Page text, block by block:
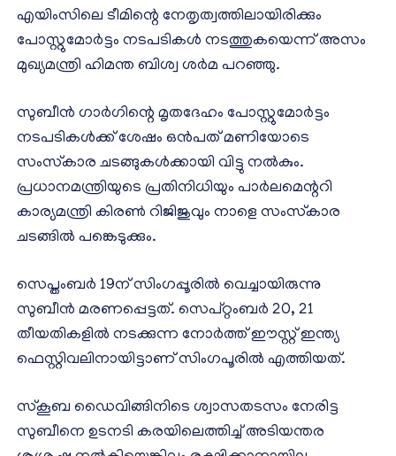
എയിംസിലെ ടീമിന്റെ നേതൃത്വത്തിലായിരിക്കും
പോസ്റ്റുമോര്‍ട്ടം നടപടികള്‍ നടത്തുകയെന്ന് അസം
മുഖ്യമന്ത്രി ഹിമന്ത ബിശ്വ ശര്‍മ പറഞ്ഞു.
സുബീന്‍ ഗാര്‍ഗിന്റെ മൃതദേഹം പോസ്റ്റുമോര്‍ട്ടം
നടപടികള്‍ക്ക് ശേഷം ഒന്‍പത് മണിയോടെ
സംസ്‌കാര ചടങ്ങുകള്‍ക്കായി വിട്ടു നല്‍കും.
പ്രധാനമന്ത്രിയുടെ പ്രതിനിധിയും പാര്‍ലമെന്ററി
കാര്യമന്ത്രി കിരണ്‍ റിജിജുവും നാളെ സംസ്‌കാര
ചടങ്ങില്‍ പങ്കെടുക്കും.
സെപ്തംബര്‍ 19ന് സിംഗപ്പൂരില്‍ വെച്ചായിരുന്നു
സുബീന്‍ മരണപ്പെട്ടത്. സെപ്റ്റംബര്‍ 20, 21
തീയതികളില്‍ നടക്കുന്ന നോര്‍ത്ത് ഈസ്റ്റ് ഇന്ത്യ
ഫെസ്റ്റിവലിനായിട്ടാണ് സിംഗപൂരില്‍ എത്തിയത്.
സ്‌കൂബ ഡൈവിങ്ങിനിടെ ശ്വാസതടസം നേരിട്ട
സുബീനെ ഉടനടി കരയിലെത്തിച്ച് അടിയന്തര